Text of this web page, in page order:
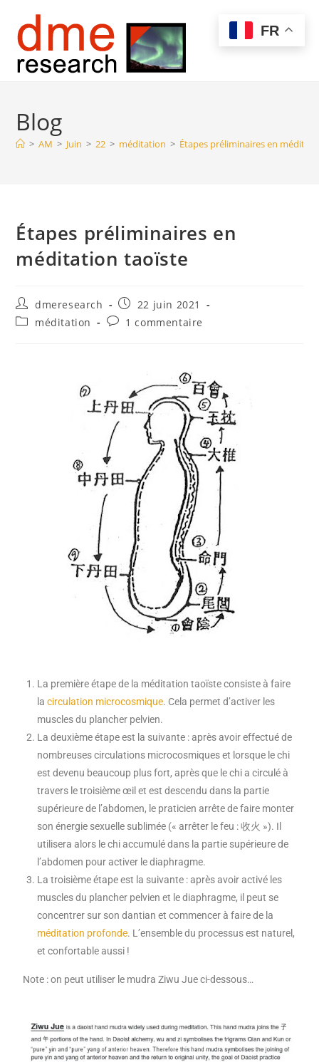
Menu
Blog
> AM > Juin > 22 > méditation > Étapes préliminaires en
Étapes préliminaires en
méditation taoïste
dmeresearch
22 juin 2021
méditation
1 commentaire
La première étape de la méditation taoïste consiste à faire
lacirculation microcosmique. Cela permet d’activer les
muscles du plancher pelvien.
La deuxième étape est la suivante : après avoir effectué de
nombreuses circulations microcosmiques et lorsque le chi
est devenu beaucoup plus fort, après que le chi a circulé à
travers le troisième œil et est descendu dans la partie
supérieure de l’abdomen, le praticien arrête de faire monter
son énergie sexuelle sublimée (« arrêter le feu : 收火 »). Il
utilisera alors le chi accumulé dans la partie supérieure de
l’abdomen pour activer le diaphragme.
La troisième étape est la suivante : après avoir activé les
muscles du plancher pelvien et le diaphragme, il peut se
concentrer sur son dantian et commencer à faire de la
méditation profonde. L’ensemble du processus est naturel,
et confortable aussi !
Note : on peut utiliser le mudra Ziwu Jue ci-dessous…
FR